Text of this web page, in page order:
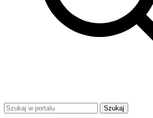
Szukaj